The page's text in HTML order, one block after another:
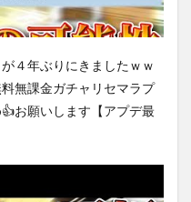
４年ぶりにきましたｗｗ
無課金ガチャリセマラプ
お願いします【アプデ最